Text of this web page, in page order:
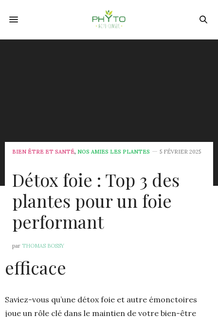
BIEN ÊTRE ET SANTÉ, NOS AMIES LES PLANTES 5 FÉVRIER 2025
Détox foie : Top 3 des
plantes pour un foie
performant
par THOMAS BOSSY
efficace
Saviez-vous qu’une détox foie et autre émonctoires
joue un rôle clé dans le maintien de votre bien-être